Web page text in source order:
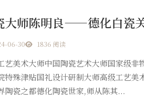
大师陈明良——德化白瓷
06-30 1836 阅读
艺美术大师中国陶瓷艺术大师国家级
特殊津贴国礼设计研制大师高级工艺
陶瓷之都德化陶瓷世家,师从陈其...